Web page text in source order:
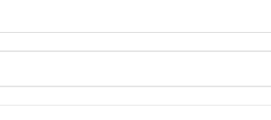
ارسال رایگان برای خرید ۳.۵ میلیون به یالا